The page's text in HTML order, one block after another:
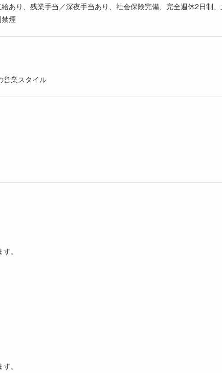
あり、残業手当／深夜手当あり、社会保険完備、完全週休2日制
煙
営業スタイル
。
。